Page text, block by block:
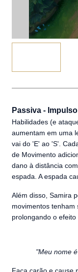
Passiva -
Habilidades (e
aumentam em uma
vai do 'E' ao 'S'.
de Movimento
dano à distância
espada. A espada
Além disso, Samira
movimentos tenham
prolongando o efeito
"Meu nome